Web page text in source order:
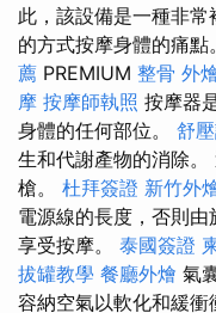
此，該設備是一種非
的方式按摩身體的痛點
薦 PREMIUM 整骨 外
摩 按摩師執照 按摩器
身體的任何部位。 舒
生和代謝產物的消除。
槍。 杜拜簽證 新竹外
電源線的長度，否則
享受按摩。 泰國簽證
拔罐教學 餐廳外燴 氣
容納空氣以軟化和緩衝